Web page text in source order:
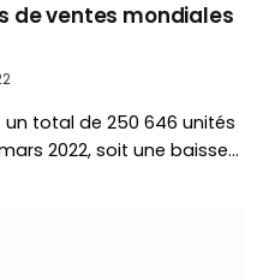
de ventes mondiales
total de 250 646 unités
2022, soit une baisse…